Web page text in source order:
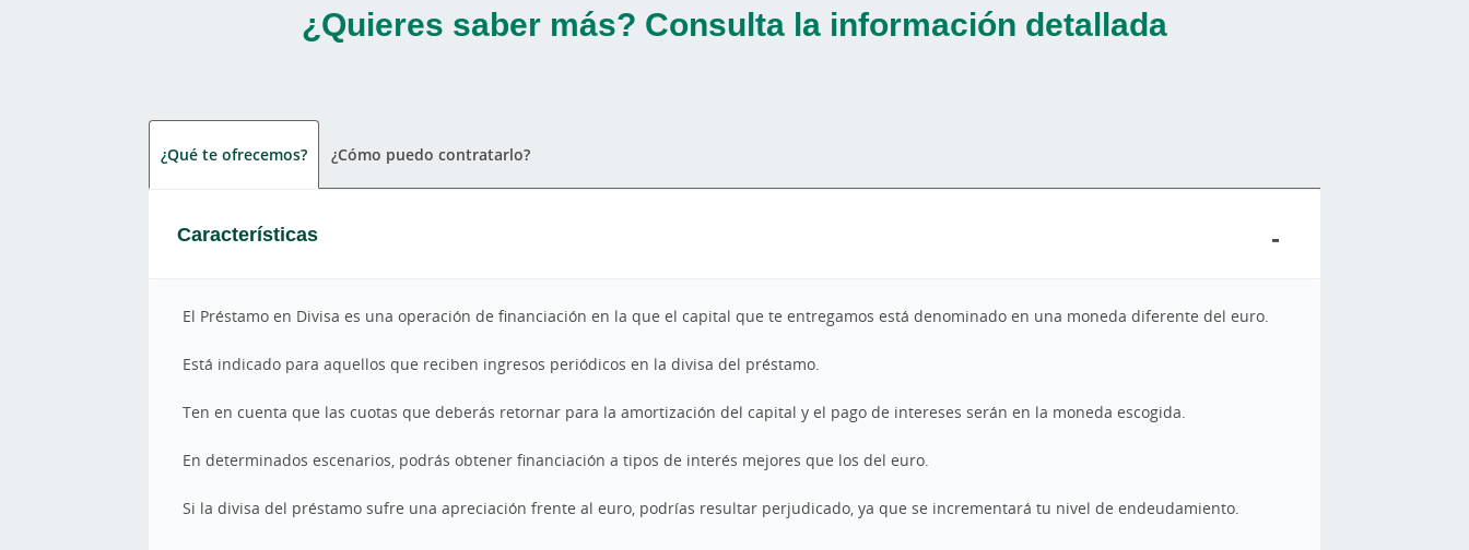
¿Quieres saber más? Consulta la información detallada
¿Qué te ofrecemos? ¿Cómo puedo contratarlo?
Características
El Préstamo en Divisa es una operación de financiación en la que el capital que te entregamos está denominado en una moneda diferente del euro.
Está indicado para aquellos que reciben ingresos periódicos en la divisa del préstamo.
Ten en cuenta que las cuotas que deberás retornar para la amortización del capital y el pago de intereses serán en la moneda escogida.
En determinados escenarios, podrás obtener financiación a tipos de interés mejores que los del euro.
Si la divisa del préstamo sufre una apreciación frente al euro, podrías resultar perjudicado, ya que se incrementará tu nivel de endeudamiento.